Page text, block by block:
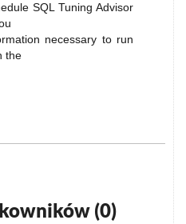
SQL Tuning Advisor
necessary to run
the
(0)